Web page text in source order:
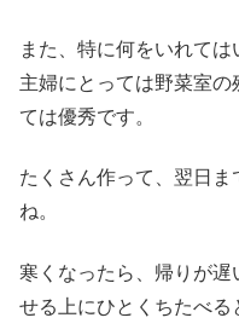
また、特に何をいれては
主婦にとっては野菜室
ては優秀です。
たくさん作って、翌日
ね。
寒くなったら、帰りが
せる上にひとくちたべる